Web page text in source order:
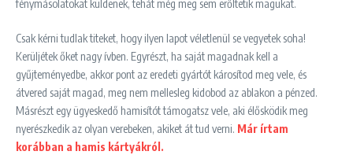
fénymásolatokat küldenek, tehát még meg sem erőltetik magukat.
Csak kérni tudlak titeket, hogy ilyen lapot véletlenül se vegyetek soha!
Kerüljétek őket nagy ívben. Egyrészt, ha saját magadnak kell a
gyűjteményedbe, akkor pont az eredeti gyártót károsítod meg vele, és
átvered saját magad, meg nem mellesleg kidobod az ablakon a pénzed.
Másrészt egy ügyeskedő hamisítót támogatsz vele, aki élősködik meg
nyerészkedik az olyan verebeken, akiket át tud verni. Már írtam
korábban a hamis kártyákról.